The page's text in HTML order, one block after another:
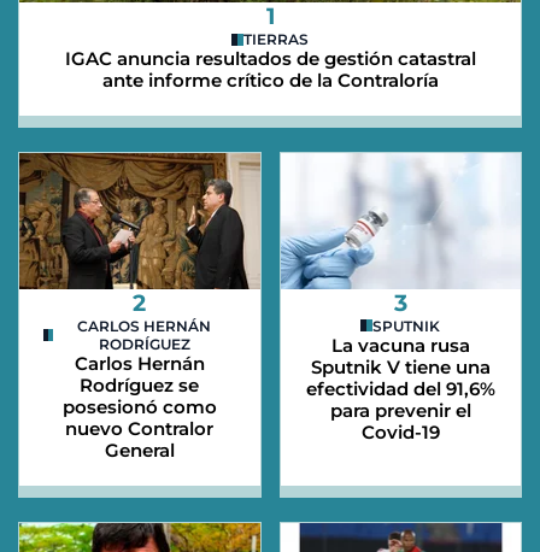
1
TIERRAS
IGAC anuncia resultados de gestión catastral
ante informe crítico de la Contraloría
2
CARLOS HERNÁN
RODRÍGUEZ
Carlos Hernán
Rodríguez se
posesionó como
nuevo Contralor
General
3
SPUTNIK
La vacuna rusa
Sputnik V tiene una
efectividad del 91,6%
para prevenir el
Covid-19